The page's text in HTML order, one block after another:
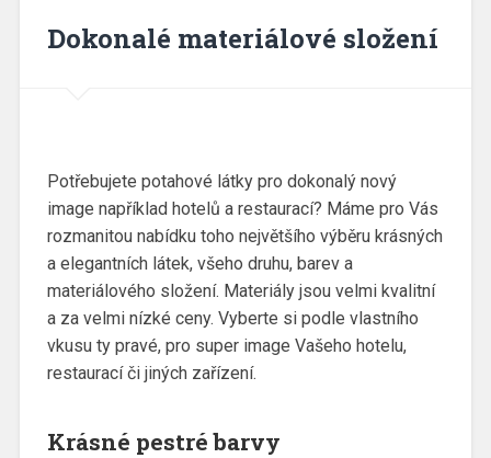
Dokonalé materiálové složení
Potřebujete potahové látkypro dokonalý nový
image například hotelů a restaurací? Máme pro Vás
rozmanitou nabídku toho největšího výběru krásných
a elegantních látek, všeho druhu, barev a
materiálového složení. Materiály jsou velmi kvalitní
a za velmi nízké ceny. Vyberte si podle vlastního
vkusu ty pravé, pro super image Vašeho hotelu,
restaurací či jiných zařízení.
Krásné pestré barvy